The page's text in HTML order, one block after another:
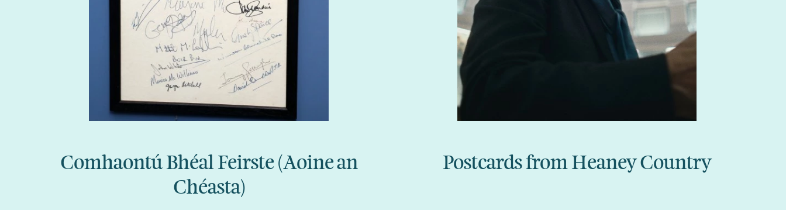
Comhaontú Bhéal Feirste (Aoine an
Chéasta)
Postcards from Heaney Country